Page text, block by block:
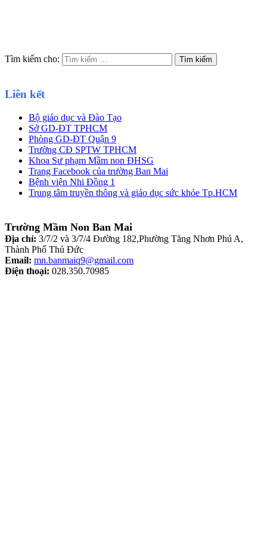
Tìm kiếm cho:
Liên kết
Bộ giáo dục và Đào Tạo
Sở GD-ĐT TPHCM
Phòng GD-ĐT Quận 9
Trường CĐ SPTW TPHCM
Khoa Sư phạm Mầm non ĐHSG
Trang Facebook của trường Ban Mai
Bệnh viện Nhi Đồng 1
Trung tâm truyền thông và giáo dục sức khỏe Tp.HCM
Trường Mầm Non Ban Mai
Địa chỉ: 3/7/2 và 3/7/4 Đường 182,Phường Tăng Nhơn Phú A,
Thành Phố Thủ Đức
Email: mn.banmaiq9@gmail.com
Điện thoại: 028.350.70985